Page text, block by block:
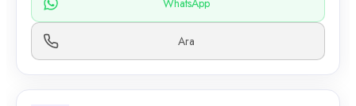
WhatsApp
Ara